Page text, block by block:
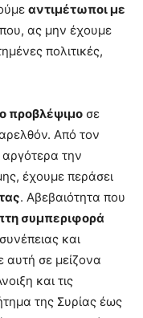
αντιμέτωποι με
ας μην έχουμε
πολιτικές,
προβλέψιμο σε
Από τον
την
έχουμε περάσει
. Αβεβαιότητα που
συμπεριφορά
και
αυτή σε μείζονα
και τις
της Συρίας έως